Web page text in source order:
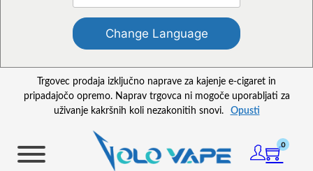
Change Language
Trgovec prodaja izključno naprave za kajenje e-cigaret in
pripadajočo opremo. Naprav trgovca ni mogoče uporabljati za
uživanje kakršnih koli nezakonitih snovi.
Opusti
0